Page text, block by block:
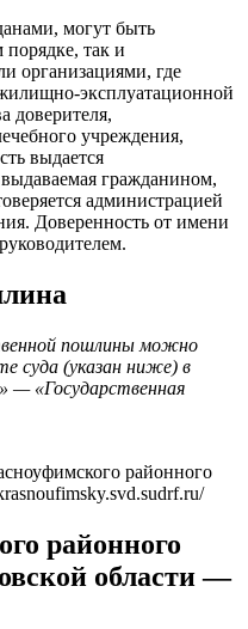
могут быть
порядке, так и
организациями, где
эксплуатационной
доверителя,
учреждения,
выдается
гражданином,
администрацией
Доверенность от имени
пошлины можно
суда (указан ниже) в
— «Государственная
районного
районного
области —